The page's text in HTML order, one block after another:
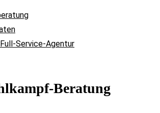
Service-Agentur
Beratung​